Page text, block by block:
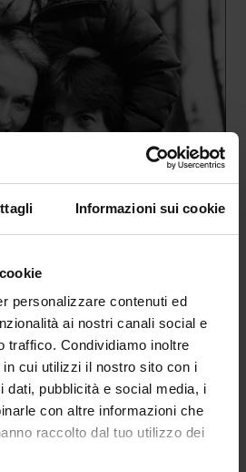
Informazioni sui cookie
personalizzare contenuti ed
ai nostri canali social e
traffico. Condividiamo inoltre
cui utilizzi il nostro sito con i
dati, pubblicità e social media, i
con altre informazioni che
raccolto dal tuo utilizzo dei
quando sono i
Anche i Roses avevano
e che si defilano di fronte
InKramer contro Kramer
separata si svolge in
del bambino. L’amore tra
e Meryl Streep) è finito
essere rimasta solo la